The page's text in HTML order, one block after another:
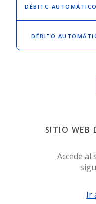
DÉBITO AUTOMÁTICO
DÉBITO
SITIO WEB
Accede al
Ir